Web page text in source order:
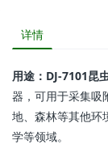
详情
用途： DJ-7101昆
器，可用于采集吸
地、森林等其他环
学等领域。